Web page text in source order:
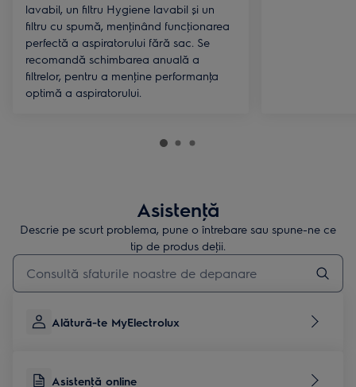
lavabil, un filtru Hygiene lavabil și un
filtru cu spumă, menţinând funcţionarea
perfectă a aspiratorului fără sac. Se
recomandă schimbarea anuală a
filtrelor, pentru a menţine performanţa
optimă a aspiratorului.
Asistenţă
Descrie pe scurt problema, pune o întrebare sau spune-ne ce
tip de produs deţii.
Type to search for support articles
Alătură-te MyElectrolux
Asistenţă online